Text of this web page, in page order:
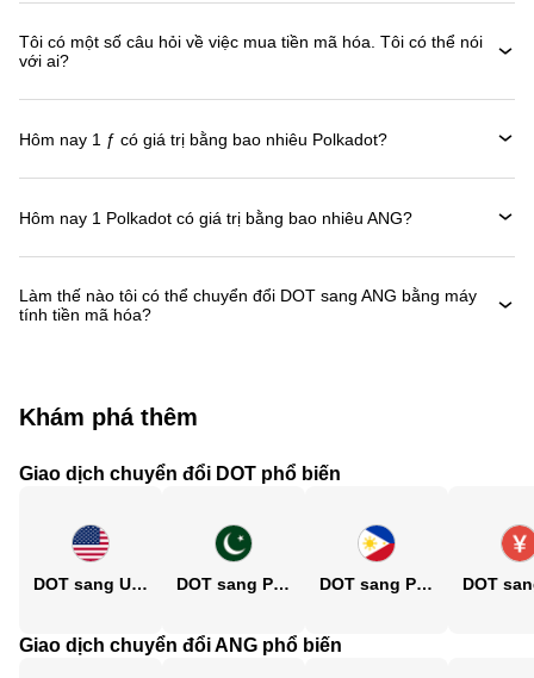
Tôi có một số câu hỏi về việc mua tiền mã hóa. Tôi có thể nói
với ai?
Hôm nay 1 ƒ có giá trị bằng bao nhiêu Polkadot?
Hôm nay 1 Polkadot có giá trị bằng bao nhiêu ANG?
Làm thế nào tôi có thể chuyển đổi DOT sang ANG bằng máy
tính tiền mã hóa?
Khám phá thêm
Giao dịch chuyển đổi DOT phổ biến
DOT sang USD DOT sang PKR DOT sang PHP
Giao dịch chuyển đổi ANG phổ biến